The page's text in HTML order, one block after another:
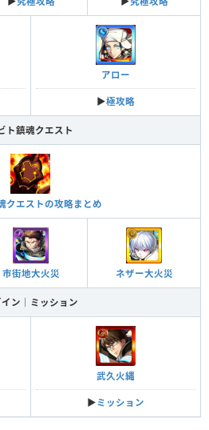
アロー
▶︎極攻略
ト鎮魂クエスト
クエストの攻略まとめ
市街地大火災 ネザー大火災
イン｜ミッション
武久火縄
▶︎ミッション